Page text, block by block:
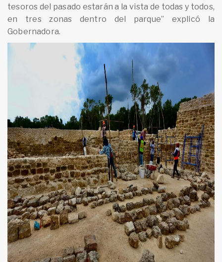
tesoros del pasado estarán a la vista de todas y todos,
en tres zonas dentro del parque” explicó la
Gobernadora.